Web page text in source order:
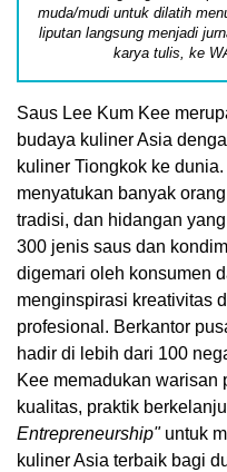
muda/mudi untuk dilatih
liputan langsung menjadi
karya tulis, ke
Saus Lee Kum Kee
budaya kuliner Asia
kuliner Tiongkok ke
menyatukan banyak
tradisi, dan hidangan
300 jenis saus dan
digemari oleh konsumen
menginspirasi kreativitas
profesional. Berkantor
hadir di lebih dari 100
Kee memadukan warisan
kualitas, praktik
Entrepreneurship"untuk
kuliner Asia terbaik bagi